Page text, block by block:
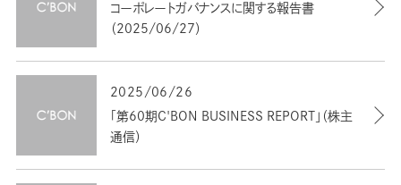
コーポレートガバナンスに関する報告書
（2025/06/27）
2025/06/26
「第60期C'BON BUSINESS REPORT」（株主
通信）